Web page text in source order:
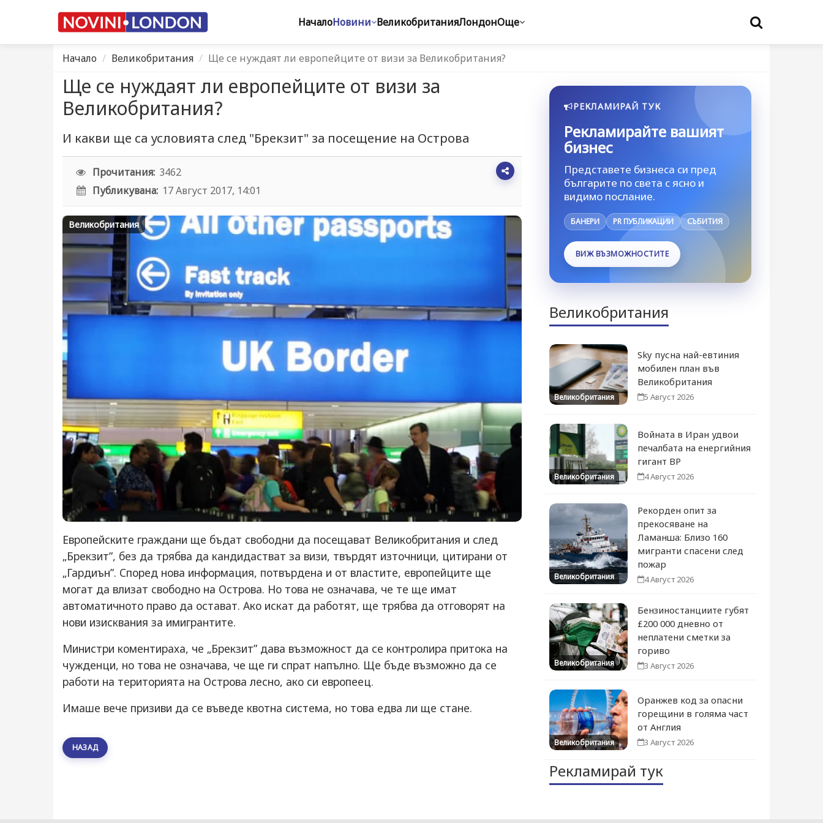
НачалоНовини ВеликобританияЛондонОще
Начало Великобритания Ще се нуждаят ли европейците от визи за Великобритания?
Ще се нуждаят ли европейците от визи за
Великобритания?
И какви ще са условията след "Брекзит" за посещение на Острова
Прочитания: 3462
Публикувана: 17 Август 2017, 14:01
Великобритания
Европейските граждани ще бъдат свободни да посещават Великобритания и след
„Брекзит”, без да трябва да кандидастват за визи, твърдят източници, цитирани от
„Гардиън”. Според нова информация, потвърдена и от властите, европейците ще
могат да влизат свободно на Острова. Но това не означава, че те ще имат
автоматичното право да остават. Ако искат да работят, ще трябва да отговорят на
нови изисквания за имигрантите.
Министри коментираха, че „Брекзит” дава възможност да се контролира притока на
чужденци, но това не означава, че ще ги спрат напълно. Ще бъде възможно да се
работи на територията на Острова лесно, ако си европеец.
Имаше вече призиви да се въведе квотна система, но това едва ли ще стане.
НАЗАД
РЕКЛАМИРАЙ ТУК
Рекламирайте вашият
бизнес
Представете бизнеса си пред
българите по света с ясно и
видимо послание.
БАНЕРИ PR ПУБЛИКАЦИИ СЪБИТИЯ
ВИЖ ВЪЗМОЖНОСТИТЕ
Великобритания
Великобритания
Sky пусна най-евтиния
мобилен план във
Великобритания
5 Август 2026
Великобритания
Войната в Иран удвои
печалбата на енергийния
гигант BP
4 Август 2026
Великобритания
Рекорден опит за
прекосяване на
Ламанша: Близо 160
мигранти спасени след
пожар
4 Август 2026
Великобритания
Бензиностанциите губят
£200 000 дневно от
неплатени сметки за
гориво
3 Август 2026
Великобритания
Оранжев код за опасни
горещини в голяма част
от Англия
3 Август 2026
Рекламирай тук